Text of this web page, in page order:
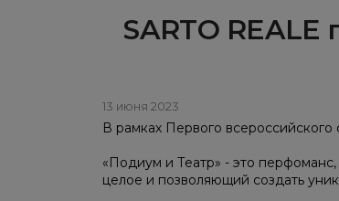
SARTO
13 июня 2023
В рамках Первого
«Подиум и Театр» - это
целое и позволяющий создать